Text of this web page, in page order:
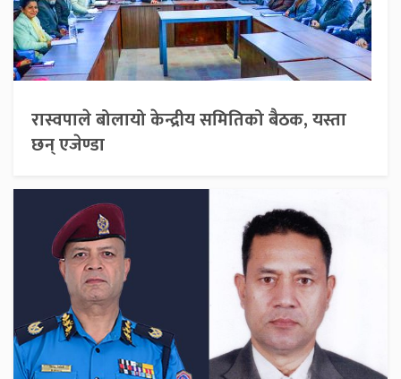
रास्वपाले बोलायो केन्द्रीय समितिको बैठक, यस्ता
छन् एजेण्डा